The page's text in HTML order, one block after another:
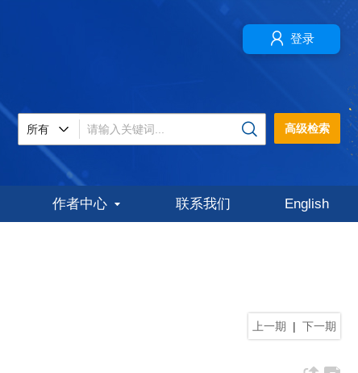
登录
高级检索
作者中心 联系我们 English
上一期 | 下一期